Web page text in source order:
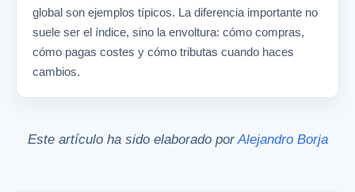
global son ejemplos típicos. La diferencia importante no
suele ser el índice, sino la envoltura: cómo compras,
cómo pagas costes y cómo tributas cuando haces
cambios.
Este artículo ha sido elaborado porAlejandro Borja